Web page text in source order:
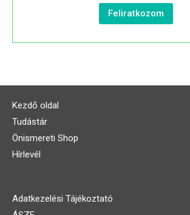
Feliratkozom
Kezdő oldal
Tudástár
Önismereti Shop
Hírlevél
Adatkezelési Tájékoztató